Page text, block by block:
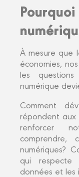
À mesure que
économies,
les
numérique
Comment
répondent aux
renforcer
comprendre,
numériques?
qui respecte
données et les